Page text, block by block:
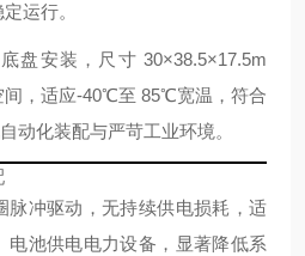
运行。
盘安装，尺寸 30×38.5×17.5m
间，适应‑40℃至 85℃宽温，符合
动化装配与严苛工业环境。
脉冲驱动，无持续供电损耗，适
电池供电电力设备，显著降低系